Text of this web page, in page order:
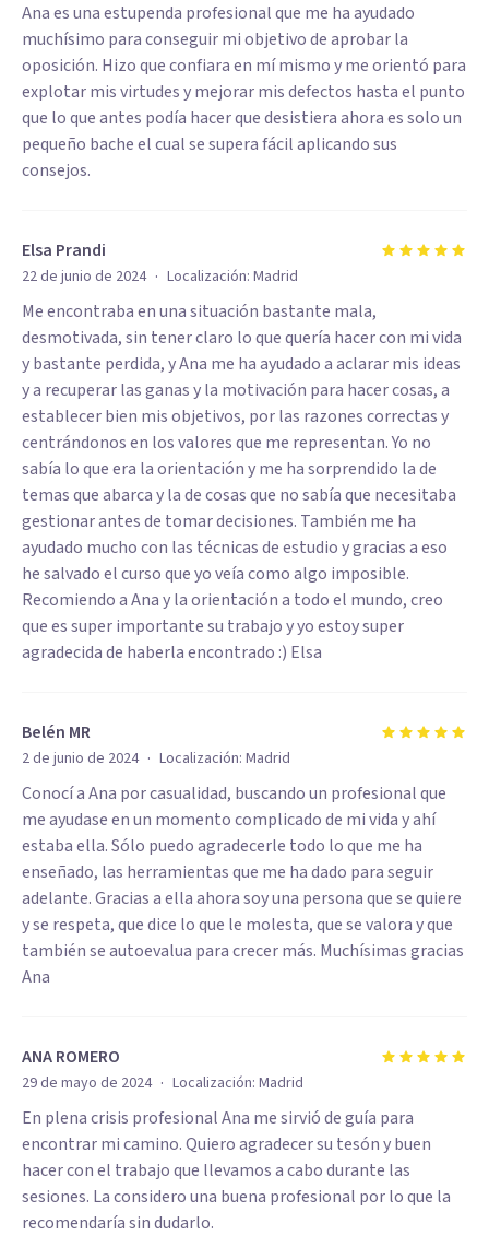
Ana es una estupenda profesional que me ha ayudado
muchísimo para conseguir mi objetivo de aprobar la
oposición. Hizo que confiara en mí mismo y me orientó para
explotar mis virtudes y mejorar mis defectos hasta el punto
que lo que antes podía hacer que desistiera ahora es solo un
pequeño bache el cual se supera fácil aplicando sus
consejos.
Elsa Prandi
22 de junio de 2024 · Localización: Madrid
Me encontraba en una situación bastante mala,
desmotivada, sin tener claro lo que quería hacer con mi vida
y bastante perdida, y Ana me ha ayudado a aclarar mis ideas
y a recuperar las ganas y la motivación para hacer cosas, a
establecer bien mis objetivos, por las razones correctas y
centrándonos en los valores que me representan. Yo no
sabía lo que era la orientación y me ha sorprendido la de
temas que abarca y la de cosas que no sabía que necesitaba
gestionar antes de tomar decisiones. También me ha
ayudado mucho con las técnicas de estudio y gracias a eso
he salvado el curso que yo veía como algo imposible.
Recomiendo a Ana y la orientación a todo el mundo, creo
que es super importante su trabajo y yo estoy super
agradecida de haberla encontrado :) Elsa
Belén MR
2 de junio de 2024 · Localización: Madrid
Conocí a Ana por casualidad, buscando un profesional que
me ayudase en un momento complicado de mi vida y ahí
estaba ella. Sólo puedo agradecerle todo lo que me ha
enseñado, las herramientas que me ha dado para seguir
adelante. Gracias a ella ahora soy una persona que se quiere
y se respeta, que dice lo que le molesta, que se valora y que
también se autoevalua para crecer más. Muchísimas gracias
Ana
ANA ROMERO
29 de mayo de 2024 · Localización: Madrid
En plena crisis profesional Ana me sirvió de guía para
encontrar mi camino. Quiero agradecer su tesón y buen
hacer con el trabajo que llevamos a cabo durante las
sesiones. La considero una buena profesional por lo que la
recomendaría sin dudarlo.